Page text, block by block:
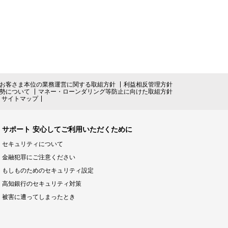
お客さま本位の業務運営に関する取組方針
利益相反管理方針
について
マネー・ローンダリング等防止に向けた取組方針
サイトマップ
サポート 安心してご利用いただくために
セキュリティについて
金融犯罪にご注意ください
もしものためのセキュリティ設定
高知銀行のセキュリティ対策
被害に遭ってしまったとき